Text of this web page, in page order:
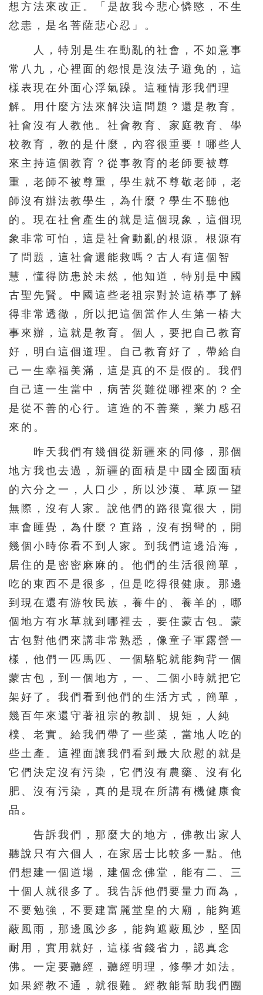
641 642 643 644
想方法來改正。「是故我今悲心憐愍，不生
忿恚，是名菩薩悲心忍」。
人，特別是生在動亂的社會，不如意事
常八九，心裡面的怨恨是沒法子避免的，這
樣表現在外面心浮氣躁。這種情形我們理
解。用什麼方法來解決這問題？還是教育。
社會沒有人教他。社會教育、家庭教育、學
校教育，教的是什麼，內容很重要！哪些人
來主持這個教育？從事教育的老師要被尊
重，老師不被尊重，學生就不尊敬老師，老
師沒有辦法教學生，為什麼？學生不聽他
的。現在社會產生的就是這個現象，這個現
象非常可怕，這是社會動亂的根源。根源有
了問題，這社會還能救嗎？古人有這個智
慧，懂得防患於未然，他知道，特別是中國
古聖先賢。中國這些老祖宗對於這樁事了解
得非常透徹，所以把這個當作人生第一樁大
事來辦，這就是教育。個人，要把自己教育
好，明白這個道理。自己教育好了，帶給自
己一生幸福美滿，這是真的不是假的。我們
自己這一生當中，病苦災難從哪裡來的？全
是從不善的心行。這造的不善業，業力感召
來的。
昨天我們有幾個從新疆來的同修，那個
地方我也去過，新疆的面積是中國全國面積
的六分之一，人口少，所以沙漠、草原一望
無際，沒有人家。說他們的路很寬很大，開
車會睡覺，為什麼？直路，沒有拐彎的，開
幾個小時你看不到人家。到我們這邊沿海，
居住的是密密麻麻的。他們的生活很簡單，
吃的東西不是很多，但是吃得很健康。那邊
到現在還有游牧民族，養牛的、養羊的，哪
個地方有水草就到哪裡去，要住蒙古包。蒙
古包對他們來講非常熟悉，像童子軍露營一
樣，他們一匹馬匹、一個駱駝就能夠背一個
蒙古包，到一個地方，一、二個小時就把它
架好了。我們看到他們的生活方式，簡單，
幾百年來還守著祖宗的教訓、規矩，人純
樸、老實。給我們帶了一些菜，當地人吃的
些土產。這裡面讓我們看到最大欣慰的就是
它們決定沒有污染，它們沒有農藥、沒有化
肥、沒有污染，真的是現在所講有機健康食
品。
告訴我們，那麼大的地方，佛教出家人
聽說只有六個人，在家居士比較多一點。他
們想建一個道場，建個念佛堂，能有二、三
十個人就很多了。我告訴他們要量力而為，
不要勉強，不要建富麗堂皇的大廟，能夠遮
蔽風雨，那邊風沙多，能夠遮蔽風沙，堅固
耐用，實用就好，這樣省錢省力，認真念
佛。一定要聽經，聽經明理，修學才如法。
如果經教不通，就很難。經教能幫助我們團